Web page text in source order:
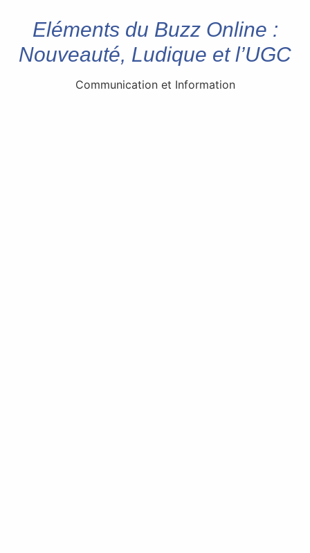
Eléments du Buzz Online :
Nouveauté, Ludique et l’UGC
Communication et Information